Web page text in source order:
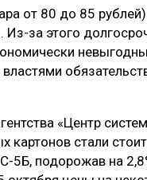
от 80 до 85 рублей)
за этого
«Центр
стали
5Б, подорожав на